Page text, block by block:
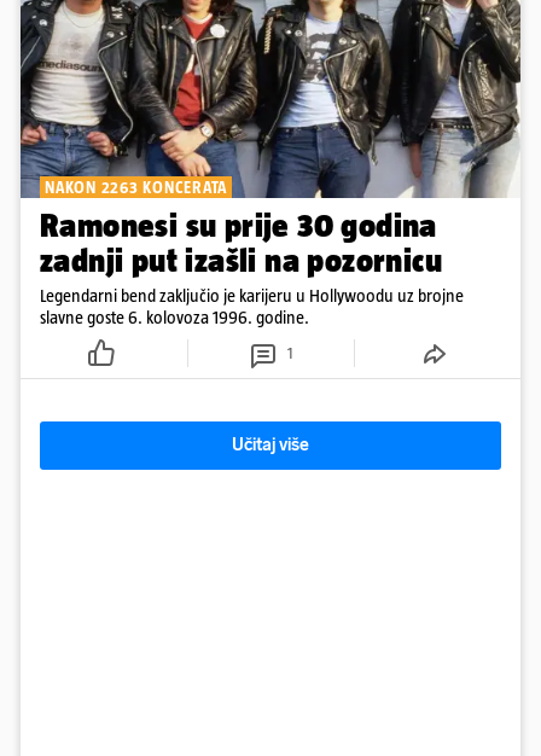
NAKON 2263 KONCERATA
Ramonesi su prije 30 godina
zadnji put izašli na pozornicu
Legendarni bend zaključio je karijeru u Hollywoodu uz brojne
slavne goste 6. kolovoza 1996. godine.
1
Učitaj više